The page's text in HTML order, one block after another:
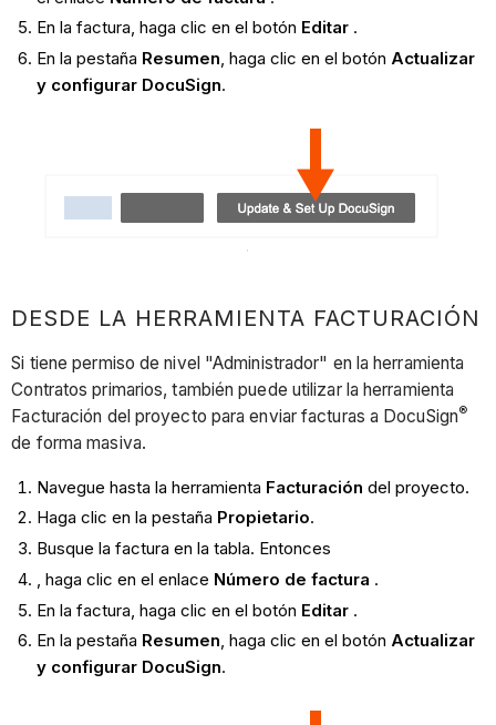
En la factura, haga clic en el botón Editar.
En la pestaña Resumen, haga clic en el botón Actualizar
y configurar DocuSign.
DESDE LA HERRAMIENTA FACTURACIÓN
Si tiene permiso de nivel "Administrador" en la herramienta
Contratos primarios, también puede utilizar la herramienta
Facturación del proyecto para enviar facturas a DocuSign®
de forma masiva.
Navegue hasta la herramienta Facturación del proyecto.
Haga clic en la pestaña Propietario.
Busque la factura en la tabla. Entonces
, haga clic en el enlace Número de factura .
En la factura, haga clic en el botón Editar.
En la pestaña Resumen, haga clic en el botón Actualizar
y configurar DocuSign.